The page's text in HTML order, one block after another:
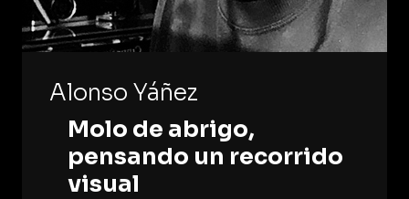
Alonso Yáñez
Molo de abrigo,
pensando un recorrido
visual